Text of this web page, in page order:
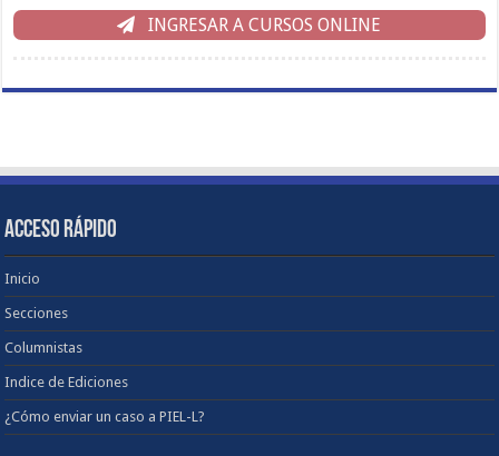
INGRESAR A CURSOS ONLINE
ACCESO RÁPIDO
Inicio
Secciones
Columnistas
Indice de Ediciones
¿Cómo enviar un caso a PIEL-L?